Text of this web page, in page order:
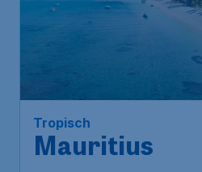
Tropisch
Mauritius